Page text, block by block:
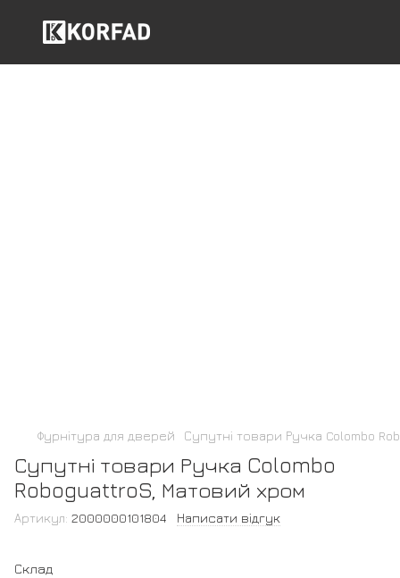
Фурнітура для дверей Супутні товари Ручка Colombo
Супутні товари Ручка Colombo
RoboguattroS, Матовий хром
Артикул: 2000000101804 Написати відгук
Склад